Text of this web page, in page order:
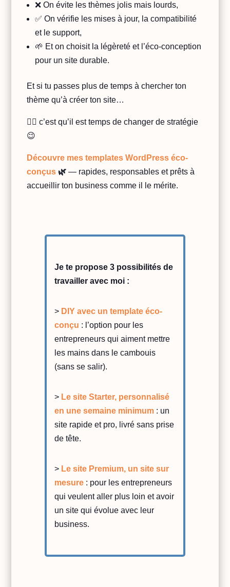
❌ On évite les thèmes jolis mais lourds,
✅ On vérifie les mises à jour, la compatibilité
et le support,
🌱 Et on choisit la légèreté et l’éco-conception
pour un site durable.
Et si tu passes plus de temps à chercher ton
thème qu’à créer ton site…
👉🏻 c’est qu’il est temps de changer de stratégie
😉
Découvre mes templates WordPress éco-
conçus 🌿 — rapides, responsables et prêts à
accueillir ton business comme il le mérite.
Je te propose 3 possibilités de
travailler avec moi :
> DIY avec un template éco-
conçu : l’option pour les
entrepreneurs qui aiment mettre
les mains dans le cambouis
(sans se salir).
> Le site Starter, personnalisé
en une semaine minimum: un
site rapide et pro, livré sans prise
de tête.
> Le site Premium, un site sur
mesure: pour les entrepreneurs
qui veulent aller plus loin et avoir
un site qui évolue avec leur
business.